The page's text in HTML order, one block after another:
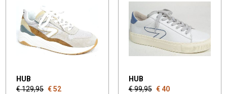
HUB
€ 129,95 € 52
HUB
€ 99,95 € 40